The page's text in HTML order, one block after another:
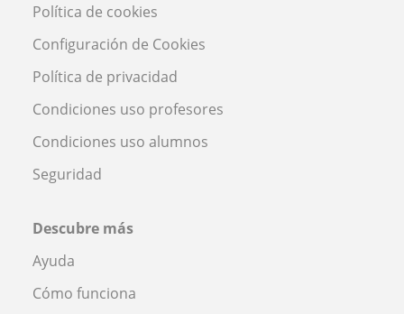
Política de cookies
Configuración de Cookies
Política de privacidad
Condiciones uso profesores
Condiciones uso alumnos
Seguridad
Descubre más
Ayuda
Cómo funciona